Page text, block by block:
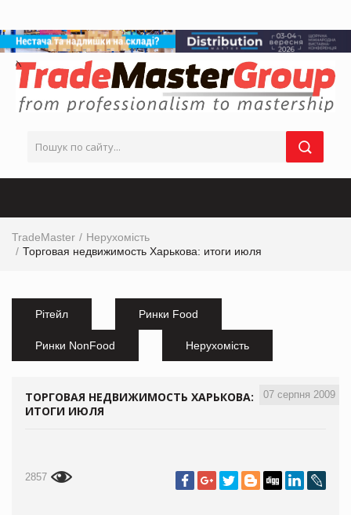
TradeMaster
Нерухомість
Торговая недвижимость Харькова: итоги июля
Рітейл Ринки Food
Ринки NonFood Нерухомість
07 серпня 2009
ТОРГОВАЯ НЕДВИЖИМОСТЬ ХАРЬКОВА:
ИТОГИ ИЮЛЯ
2857